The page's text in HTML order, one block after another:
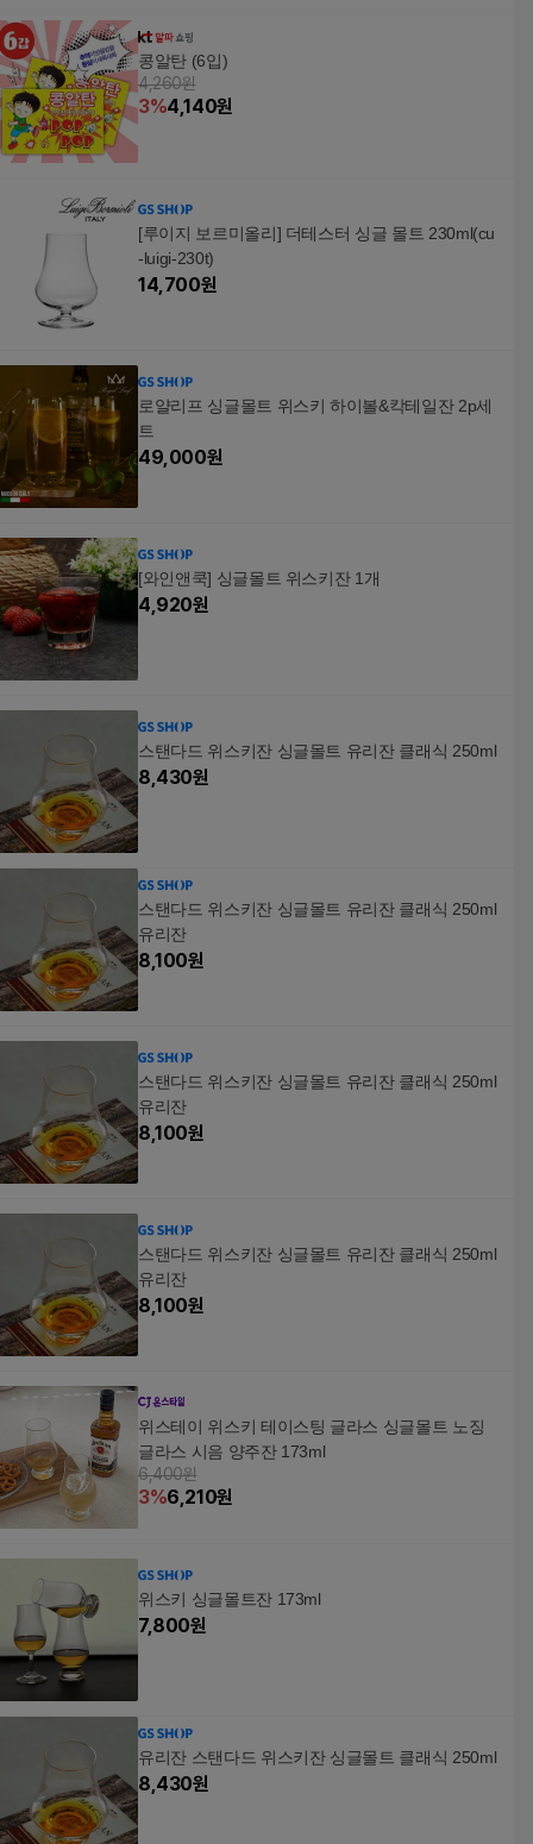
콩알탄 (6입)
4,260원
3%4,140원
[루이지 보르미올리] 더테스터 싱글 몰트 230ml(cu
-luigi-230t)
14,700원
로얄리프 싱글몰트 위스키 하이볼&칵테일잔 2p세
트
49,000원
[와인앤쿡] 싱글몰트 위스키잔 1개
4,920원
스탠다드 위스키잔 싱글몰트 유리잔 클래식 250ml
8,430원
스탠다드 위스키잔 싱글몰트 유리잔 클래식 250ml
유리잔
8,100원
스탠다드 위스키잔 싱글몰트 유리잔 클래식 250ml
유리잔
8,100원
스탠다드 위스키잔 싱글몰트 유리잔 클래식 250ml
유리잔
8,100원
위스테이 위스키 테이스팅 글라스 싱글몰트 노징
글라스 시음 양주잔 173ml
6,400원
3%6,210원
위스키 싱글몰트잔 173ml
7,800원
유리잔 스탠다드 위스키잔 싱글몰트 클래식 250ml
8,430원